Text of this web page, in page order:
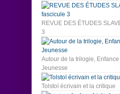
REVUE DES ÉTUDES
3
Autour de la trilogie,
Jeunesse
Tolstoï écrivain et la critique